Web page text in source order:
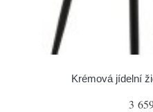
Krémová jídelní
3